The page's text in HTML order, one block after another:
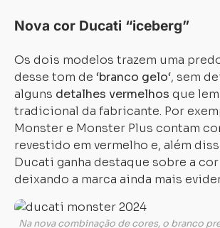
Nova cor Ducati “iceberg”
Os dois modelos trazem uma
desse tom de ‘branco gelo‘, sem
alguns detalhes vermelhos que
tradicional da fabricante. Por
Monster e Monster Plus contam
revestido em vermelho e, além
Ducati ganha destaque sobre a
deixando a marca ainda mais
Na nova combinação de cores, o branco